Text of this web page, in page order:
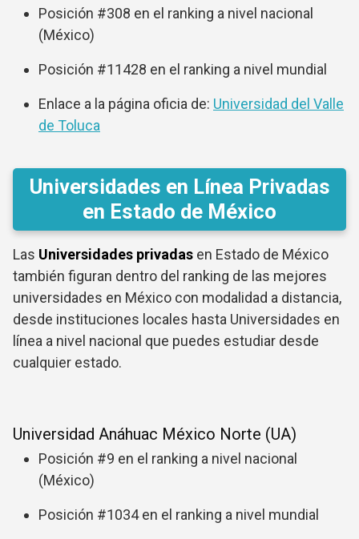
Posición #308 en el ranking a nivel nacional
(México)
Posición #11428 en el ranking a nivel mundial
Enlace a la página oficia de: Universidad del Valle
de Toluca
Universidades en Línea Privadas
en Estado de México
Las Universidades privadas en Estado de México
también figuran dentro del ranking de las mejores
universidades en México con modalidad a distancia,
desde instituciones locales hasta Universidades en
línea a nivel nacional que puedes estudiar desde
cualquier estado.
Universidad Anáhuac México Norte (UA)
Posición #9 en el ranking a nivel nacional
(México)
Posición #1034 en el ranking a nivel mundial